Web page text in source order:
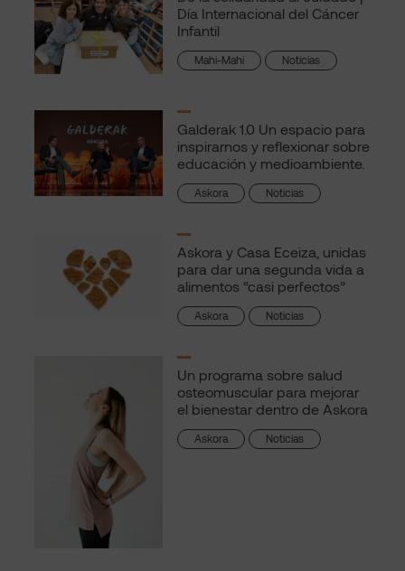
Día Internacional del Cáncer
Infantil
Mahi-Mahi Noticias
Galderak 1.0 Un espacio para
inspirarnos y reflexionar sobre
educación y medioambiente.
Askora Noticias
Askora y Casa Eceiza, unidas
para dar una segunda vida a
alimentos “casi perfectos”
Askora Noticias
Un programa sobre salud
osteomuscular para mejorar
el bienestar dentro de Askora
Askora Noticias